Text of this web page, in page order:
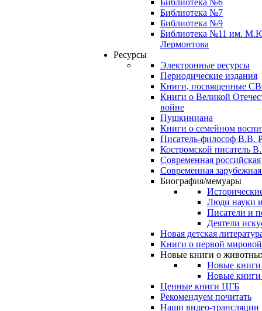
Библиотека №6
Библиотека №7
Библиотека №9
Библиотека №11 им.
Лермонтова
Ресурсы
Электронные ресурсы
Периодические издания
Книги, посвященные
Книги о Великой
войне
Пушкиниана
Книги о семейном
Писатель-философ В.В.
Костромской писатель
Современная российская
Современная
Биография/мемуары
Люди науки
Писатели и
Деятели
Новая детская
Книги о первой
Новые книги о
Новые книги
Новые книги
Ценные книги ЦГБ
Рекомендуем почитать
Наши видео-трансляции